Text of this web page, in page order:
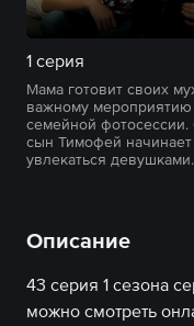
1 серия
Мама готовит своих
важному
семейной фотосессии.
сын Тимофей начинает
увлекаться девушками.
Описание
43 серия 1 сезона
можно смотреть